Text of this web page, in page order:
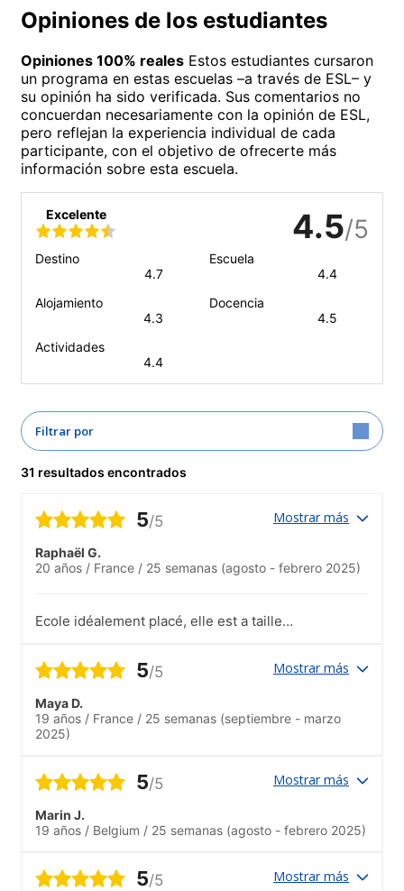
Opiniones de los estudiantes
Opiniones 100% reales Estos estudiantes cursaron
un programa en estas escuelas –a través de ESL– y
su opinión ha sido verificada. Sus comentarios no
concuerdan necesariamente con la opinión de ESL,
pero reflejan la experiencia individual de cada
participante, con el objetivo de ofrecerte más
información sobre esta escuela.
Excelente 4.5/5
Destino
4.7
Escuela
4.4
Alojamiento
4.3
Docencia
4.5
Actividades
4.4
Filtrar por
31 resultados encontrados
5/5 Mostrar más
Raphaël G.
20 años / France / 25 semanas (agosto - febrero 2025)
Ecole idéalement placé, elle est a taille
d'accueil est très gentil.
5/5 Mostrar más
Maya D.
19 años / France / 25 semanas (septiembre - marzo
2025)
5/5 Mostrar más
Marin J.
19 años / Belgium / 25 semanas (agosto - febrero 2025)
5/5 Mostrar más